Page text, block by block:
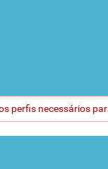
perfis necessários